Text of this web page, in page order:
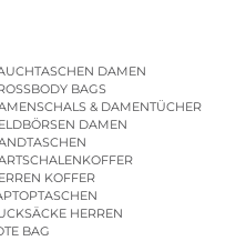
DAMEN
BAGS
& DAMENTÜCHER
DAMEN
KOFFER
HERREN
BAG